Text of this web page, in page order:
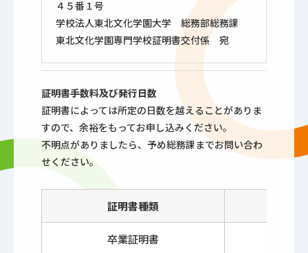
４５番１号
学校法人東北文化学園大学 総務部総務課
東北文化学園専門学校証明書交付係 宛
証明書手数料及び発行日数
証明書によっては所定の日数を越えることがありま
すので、余裕をもってお申し込みください。
不明点がありましたら、予め総務課までお問い合わ
せください。
証明書種類
卒業証明書